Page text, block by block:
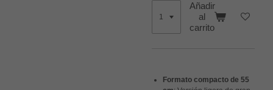
Añadir
al
carrito
Formato compacto de 55